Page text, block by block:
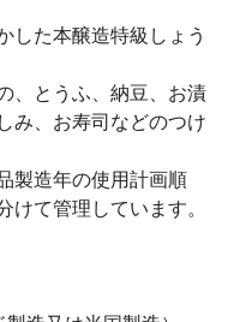
した本醸造特級しょう
、とうふ、納豆、お漬
み、お寿司などのつけ
製造年の使用計画順
て管理しています。